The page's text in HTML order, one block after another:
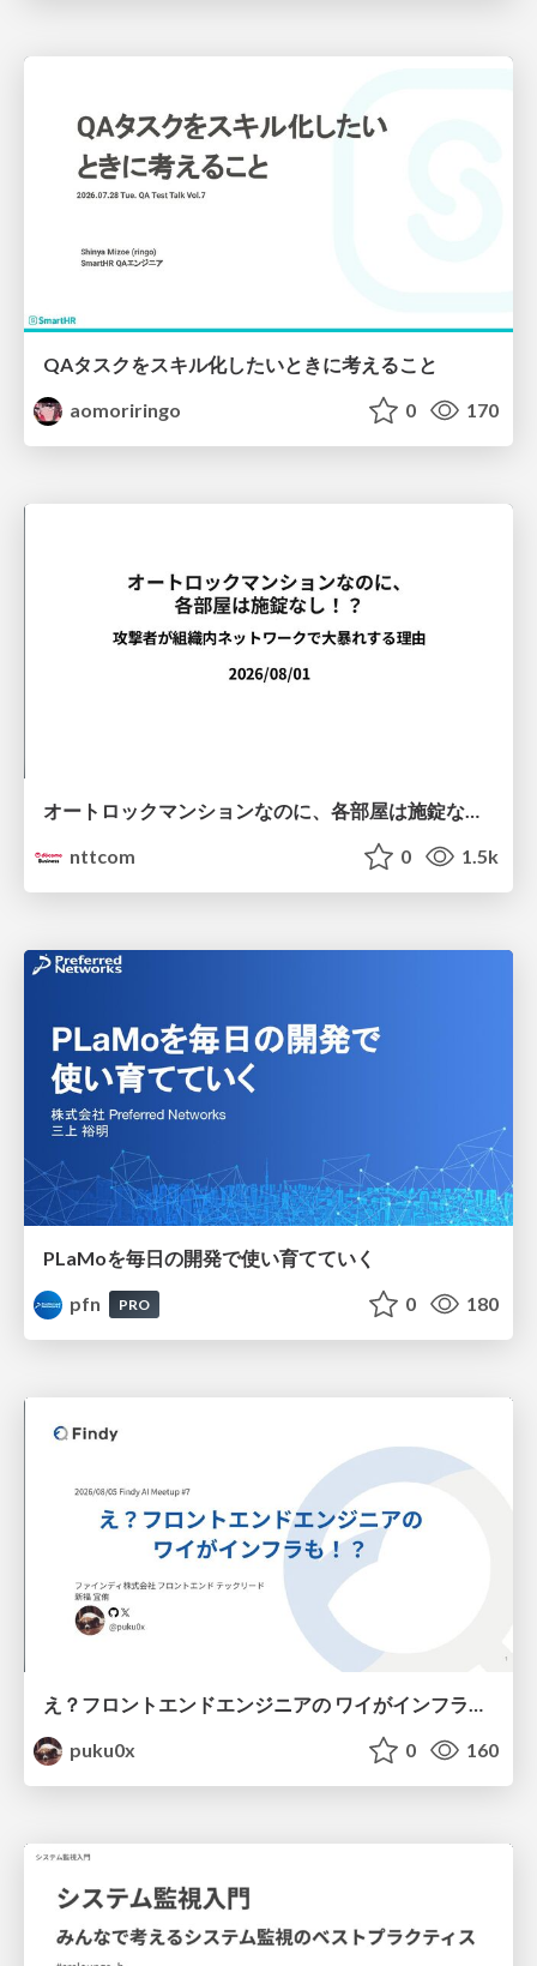
QAタスクをスキル化したいときに考えること
aomoriringo
0 170
オートロックマンションなのに、各部屋は施錠なし！？ 攻撃者が組織内ネットワークで大暴れする理由 / The Front Door Is Locked, but the Rooms Are Wide Open: Why Attackers Move Freely Inside Enterprise Networks
nttcom
0 1.5k
PLaMoを毎日の開発で使い育てていく
pfn
PRO 0 180
え？フロントエンドエンジニアの ワイがインフラも！？
puku0x
0 160